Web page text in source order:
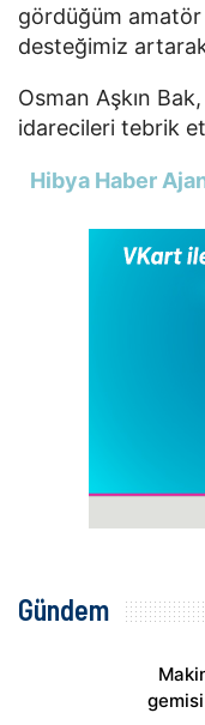
gördüğüm
desteğimiz
Osman Aşkın
idarecileri tebrik
Hibya Haber
Gündem